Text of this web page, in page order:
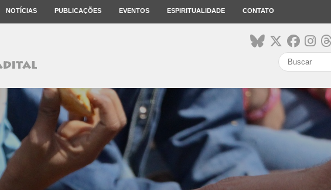
NOTÍCIAS PUBLICAÇÕES EVENTOS ESPIRITUALIDADE CONTATO